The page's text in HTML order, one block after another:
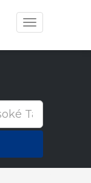
Toggle
navigation